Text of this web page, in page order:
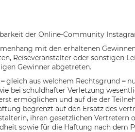
der Online-Community
mit den erhaltenen
Reiseveranstalter oder sonstigen
Gewinner abgetreten.
–gleich aus welchem Rechtsgrund –
bei schuldhafter Verletzung
ermöglichen und auf die der
begrenzt auf den Ersatz des
ihren gesetzlichen Vertretern
sowie für die Haftung nach dem